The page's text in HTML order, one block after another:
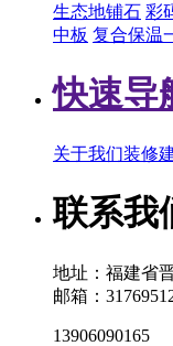
生态地铺石 彩
中板 复合保温
快速导
关于我们装修
联系我
地址：福建省
邮箱：
13906090165